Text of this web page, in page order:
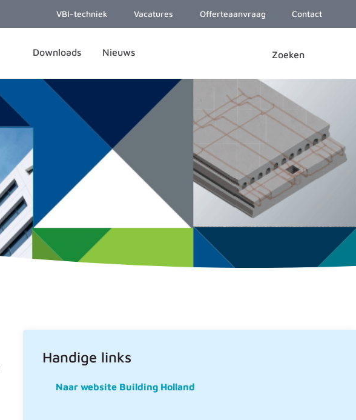
VBI-techniek Vacatures Offerteaanvraag Contact
Downloads Nieuws
Handige links
Naar website Building Holland